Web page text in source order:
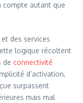
compte autant que
des services
logique récoltent
de connectivité
d’activation,
surpassent
mais mal